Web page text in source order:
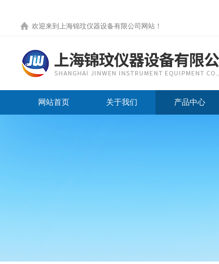
欢迎来到 上海锦玟仪器设备有限公司网站 ！
网站首页 关于我们 产品中心